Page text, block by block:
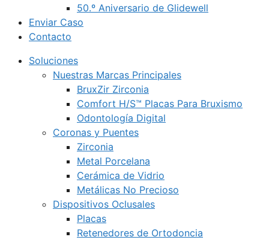
50.º Aniversario de Glidewell
Enviar Caso
Contacto
Soluciones
Nuestras Marcas Principales
BruxZir Zirconia
Comfort H/S™ Placas Para Bruxismo
Odontología Digital
Coronas y Puentes
Zirconia
Metal Porcelana
Cerámica de Vidrio
Metálicas No Precioso
Dispositivos Oclusales
Placas
Retenedores de Ortodoncia